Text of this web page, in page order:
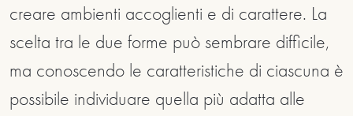
creare ambienti accoglienti e di carattere. La
scelta tra le due forme può sembrare difficile,
ma conoscendo le caratteristiche di ciascuna è
possibile individuare quella più adatta alle